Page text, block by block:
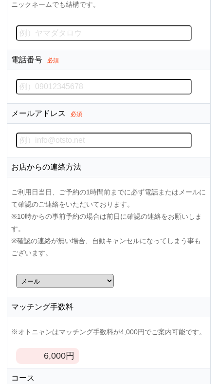
ニックネームでも結構です。
電話番号 必須
メールアドレス 必須
お店からの連絡方法
ご利用日当日、ご予約の1時間前までに必ず電話またはメールに
て確認のご連絡をいただいております。
※10時からの事前予約の場合は前日に確認の連絡をお願いしま
す。
※確認の連絡が無い場合、自動キャンセルになってしまう事も
ございます。
マッチング手数料
※オトニャンはマッチング手数料が4,000円でご案内可能です。
6,000円
コース